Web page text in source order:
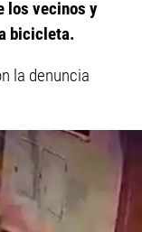
los vecinos y
bicicleta.
la denuncia